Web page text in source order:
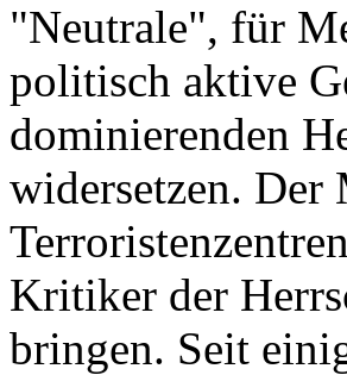
"Neutrale", für
politisch aktive
dominierenden
widersetzen.
Kritiker der
bringen. Seit